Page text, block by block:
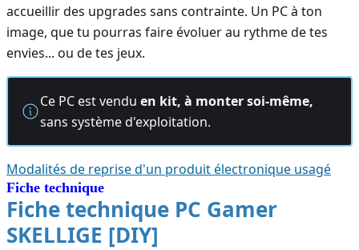
Fiche technique
accueillir des upgrades sans contrainte. Un PC à ton
image, que tu pourras faire évoluer au rythme de tes
envies... ou de tes jeux.
Ce PC est vendu en kit, à monter soi-même,
sans système d'exploitation.
Modalités de reprise d'un produit électronique usagé
Fiche technique PC Gamer
SKELLIGE [DIY]